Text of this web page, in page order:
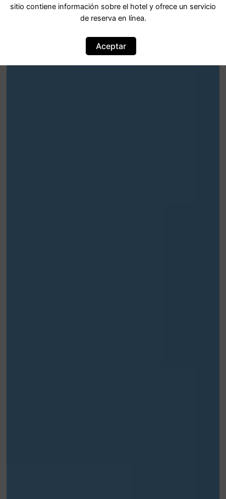
sitio contiene información sobre el hotel y ofrece un servicio
de reserva en línea.
Aceptar